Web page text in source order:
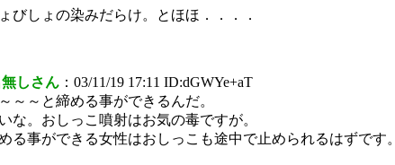
びしょの染みだらけ。とほほ．．．．
しさん ：03/11/19 17:11 ID:dGWYe+aT
～～と締める事ができるんだ。
な。おしっこ噴射はお気の毒ですが。
る事ができる女性はおしっこも途中で止められるはずです。